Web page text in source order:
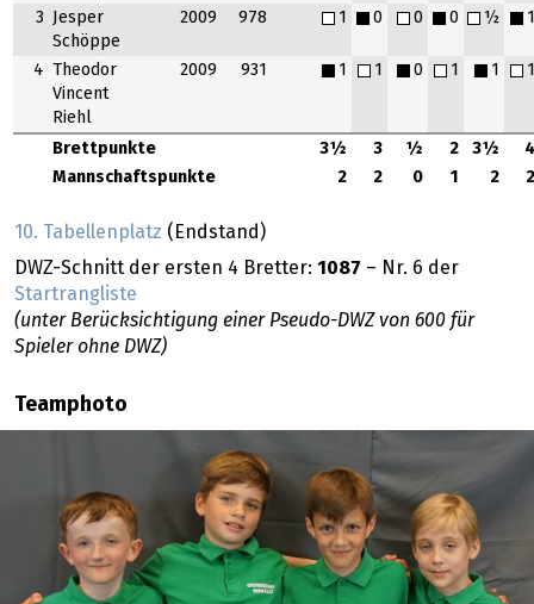
Brettpunkte 3½ 3 ½ 2 3½
Mannschaftspunkte
2 2 0 1 2
3
Jesper
Schöppe
2009 978 1 0 0 0 ½
4
Theodor
Vincent
Riehl
2009 931 1 1 0 1 1
10. Tabellenplatz (Endstand)
DWZ-Schnitt der ersten 4 Bretter: 1087 – Nr. 6 der
Startrangliste
(unter Berücksichtigung einer Pseudo-DWZ von 600 für
Spieler ohne DWZ)
Teamphoto